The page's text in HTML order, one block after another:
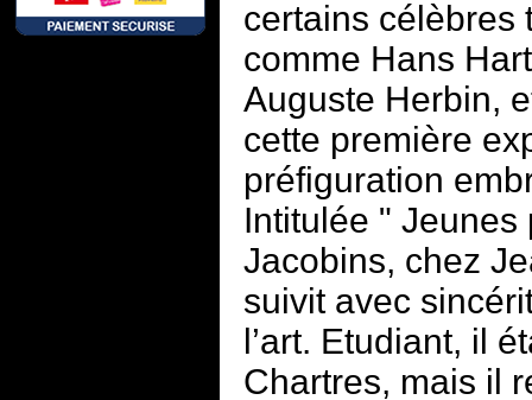
certains célèbres
comme Hans
Auguste Herbin,
cette première
préfiguration
Intitulée "
Jacobins, chez
suivit avec
l’art. Etudiant, il
Chartres, mais il